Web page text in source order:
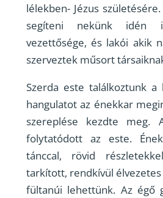
lélekben- Jézus
segíteni nekünk idén
vezettősége, és lakói akik
szerveztek műsort
Szerda este találkoztunk a
hangulatot az énekkar
szereplése kezdte meg.
folytatódott az este.
tánccal, rövid
tarkított, rendkívül
fültanúi lehettünk. Az égő